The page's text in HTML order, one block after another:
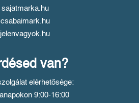
sajatmarka.hu
csabaimark.hu
jelenvagyok.hu
van?
elérhetősége:
9:00-16:00